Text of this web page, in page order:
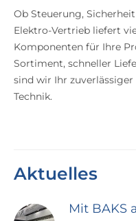
Ob Steuerung,
Elektro-Vertrieb liefert
Komponenten für Ihre
Sortiment, schneller
sind wir Ihr
Technik.
Aktuelles
Mit BAKS